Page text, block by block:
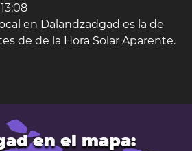
en Dalandzadgad es la de
de de la Hora Solar Aparente.
en el mapa: